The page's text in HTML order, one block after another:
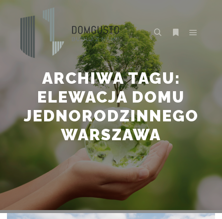
ARCHIWA TAGU:
ELEWACJA DOMU
JEDNORODZINNEGO
WARSZAWA